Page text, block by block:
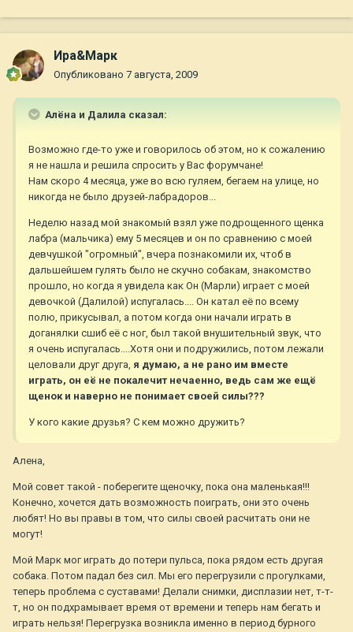
Ира&Марк
Опубликовано 7 августа, 2009
Алёна и Далила сказал:
Возможно где-то уже и говорилось об этом, но к сожалению
я не нашла и решила спросить у Вас форумчане!
Нам скоро 4 месяца, уже во всю гуляем, бегаем на улице, но
никогда не было друзей-лабрадоров...
Неделю назад мой знакомый взял уже подрощенного щенка
лабра (мальчика) ему 5 месяцев и он по сравнению с моей
девчушкой "огромный", вчера познакомили их, чтоб в
дальшейшем гулять было не скучно собакам, знакомство
прошло, но когда я увидела как Он (Марли) играет с моей
девочкой (Далилой) испугалась.... Он катал её по всему
полю, прикусывал, а потом когда они начали играть в
доганялки сшиб её с ног, был такой внушительный звук, что
я очень испугалась....Хотя они и подружились, потом лежали
целовали друг друга, я думаю, а не рано им вместе
играть, он её не покалечит нечаенно, ведь сам же ещё
щенок и наверно не понимает своей силы???
У кого какие друзья? С кем можно дружить?
Алена,
Мой совет такой - поберегите щеночку, пока она маленькая!!!
Конечно, хочется дать возможность поиграть, они это очень
любят! Но вы правы в том, что силы своей расчитать они не
могут!
Мой Марк мог играть до потери пульса, пока рядом есть другая
собака. Потом падал без сил. Мы его перегрузили с прогулками,
теперь проблема с суставами! Делали снимки, дисплазии нет, т-т-
т, но он подхрамывает время от времени и теперь нам бегать и
играть нельзя! Перегрузка возникла именно в период бурного